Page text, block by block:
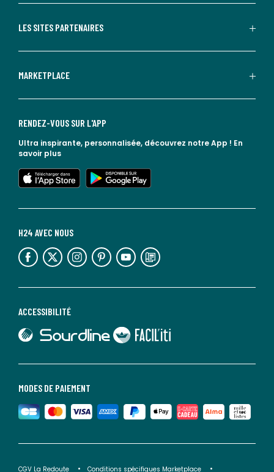
LES SITES PARTENAIRES
MARKETPLACE
MODES DE PAIEMENT
ACCESSIBILITÉ
lien vers Sourdline
lien vers Faciliti
H24 AVEC NOUS
lien vers l'espace réseaux sociaux lien vers l'espace réseaux sociaux lien vers l'espace réseaux sociaux lien vers l'espace réseaux sociaux lien vers l'espace réseaux sociaux lien vers le blog la redoute
RENDEZ-VOUS SUR L'APP
Ultra inspirante, personnalisée, découvrez notre App ! En
savoir plus
lien vers l'app store
lien vers google play
CGV La Redoute Conditions spécifiques Marketplace